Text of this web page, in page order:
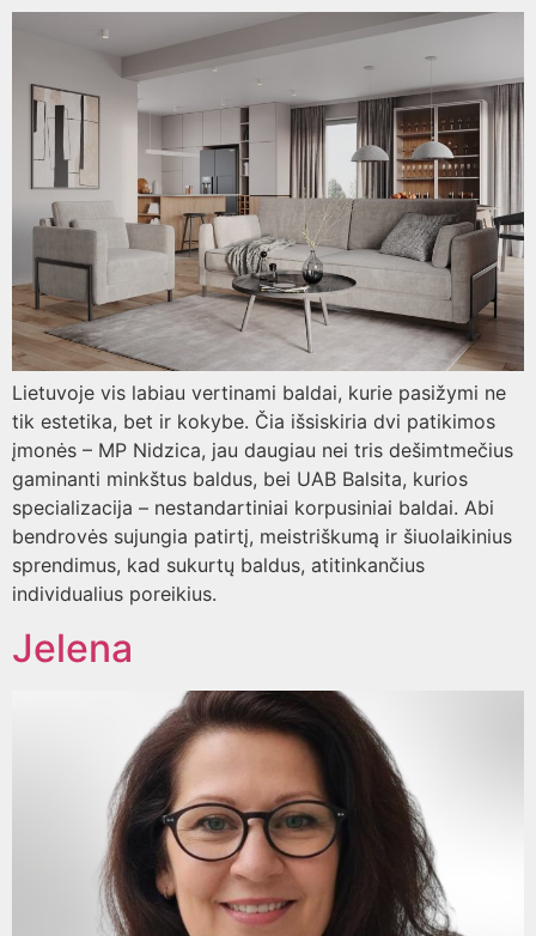
Lietuvoje vis labiau vertinami baldai, kurie pasižymi ne
tik estetika, bet ir kokybe. Čia išsiskiria dvi patikimos
įmonės – MP Nidzica, jau daugiau nei tris dešimtmečius
gaminanti minkštus baldus, bei UAB Balsita, kurios
specializacija – nestandartiniai korpusiniai baldai. Abi
bendrovės sujungia patirtį, meistriškumą ir šiuolaikinius
sprendimus, kad sukurtų baldus, atitinkančius
individualius poreikius.
Jelena